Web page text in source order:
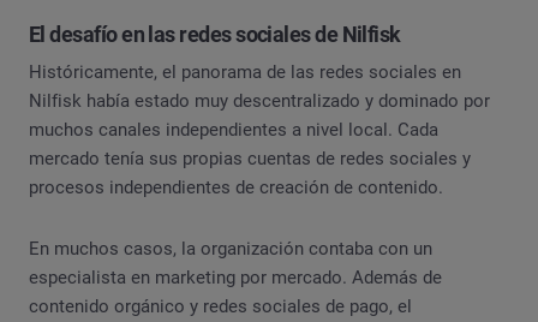
El desafío en las redes sociales de Nilfisk
Históricamente, el panorama de las redes sociales en
Nilfisk había estado muy descentralizado y dominado por
muchos canales independientes a nivel local. Cada
mercado tenía sus propias cuentas de redes sociales y
procesos independientes de creación de contenido.
En muchos casos, la organización contaba con un
especialista en marketing por mercado. Además de
contenido orgánico y redes sociales de pago, el